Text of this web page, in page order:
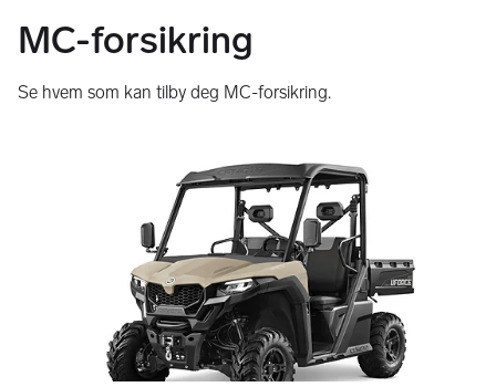
MC-forsikring
Se hvem som kan tilby deg MC-forsikring.